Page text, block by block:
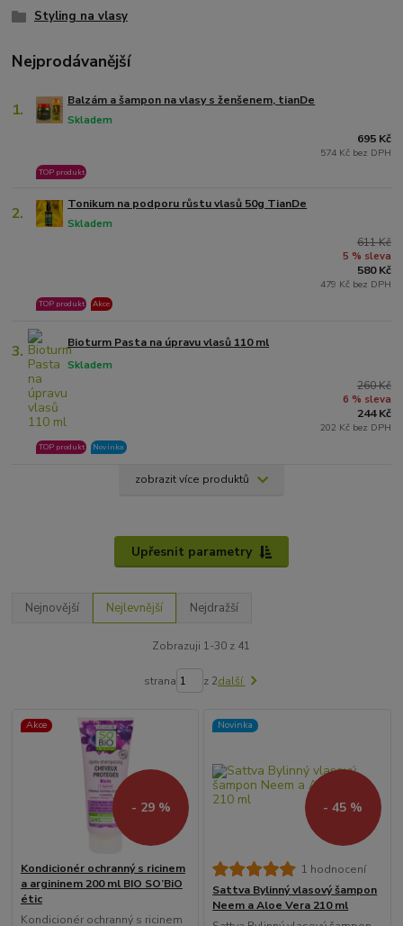
Styling na vlasy
Nejprodávanější
1. Balzám a šampon na vlasy s ženšenem, tianDe
Skladem
TOP produkt
695 Kč
574 Kč bez DPH
2. Tonikum na podporu růstu vlasů 50g TianDe
Skladem
TOP produkt Akce
611 Kč
5 % sleva
580 Kč
479 Kč bez DPH
3. Bioturm Pasta na úpravu vlasů 110 ml
Skladem
TOP produkt Novinka
260 Kč
6 % sleva
244 Kč
202 Kč bez DPH
zobrazit více produktů
Upřesnit parametry
Nejnovější Nejlevnější Nejdražší
Zobrazuji 1-30 z 41
strana z 2další
Akce
- 29 %
Kondicionér ochranný s ricinem
a argininem 200 ml BIO SO’BiO
étic
Kondicionér ochranný s ricinem
Novinka
- 45 %
1 hodnocení
Sattva Bylinný vlasový šampon
Neem a Aloe Vera 210 ml